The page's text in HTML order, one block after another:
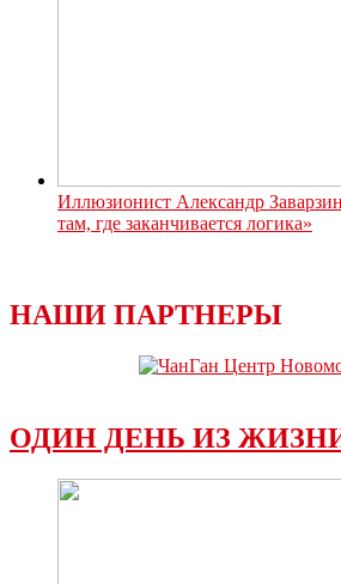
Иллюзионист Александр
там, где заканчивается логика»
НАШИ ПАРТНЕРЫ
ОДИН ДЕНЬ ИЗ